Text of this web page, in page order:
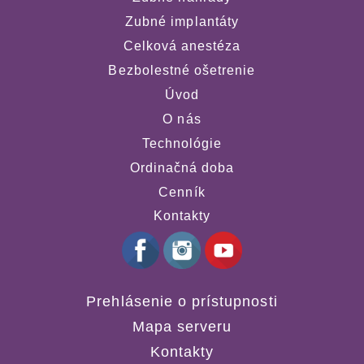
Zubné implantáty
Celková anestéza
Bezbolestné ošetrenie
Úvod
O nás
Technológie
Ordinačná doba
Cenník
Kontakty
Prehlásenie o prístupnosti
Mapa serveru
Kontakty